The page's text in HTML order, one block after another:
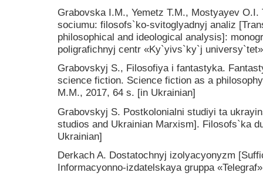
Grabovska I.M., Yemetz T.M., Mostyayev
sociumu: filosofs`ko-svitoglyadnyj analiz
philosophical and ideological analysis]:
poligrafichnyj centr «Ky`yivs`ky`j
Grabovskyj S., Filosofiya i fantastyka.
science fiction. Science fiction as a
M.M., 2017, 64 s. [in Ukrainian]
Grabovskyj S. Postkolonialni studiyi ta
studios and Ukrainian Marxism]. Filosofs`ka
Ukrainian]
Derkach A. Dostatochnyj izolyacyonyzm
Informacyonno-izdatelskaya gruppa